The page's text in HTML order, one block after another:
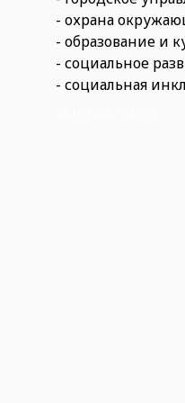
- охрана
- образование и
- социальное
- социальная